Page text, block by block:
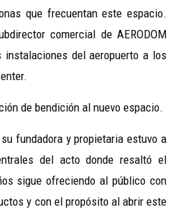
que frecuentan este espacio.
comercial de AERODOM
del aeropuerto a los
de bendición al nuevo espacio.
fundadora y propietaria estuvo a
del acto donde resaltó el
sigue ofreciendo al público con
y con el propósito al abrir este